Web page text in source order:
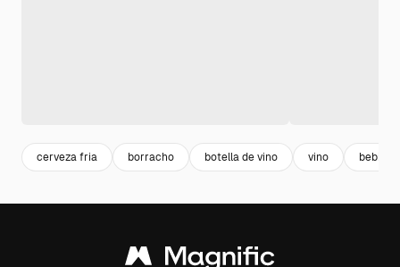
cerveza fria borracho botella de vino vino bebidas